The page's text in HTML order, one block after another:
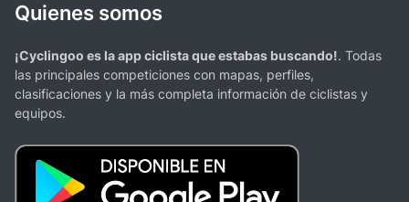
Quienes somos
¡Cyclingoo es la app ciclista que estabas buscando!. Todas
las principales competiciones con mapas, perfiles,
clasificaciones y la más completa información de ciclistas y
equipos.